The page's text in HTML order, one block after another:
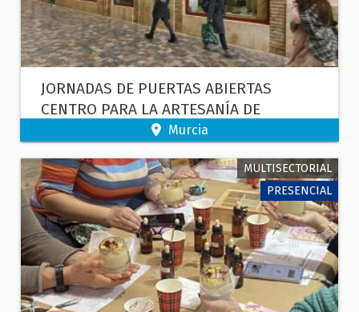
JORNADAS DE PUERTAS ABIERTAS
CENTRO PARA LA ARTESANÍA DE
Murcia
MULTISECTORIAL
PRESENCIAL